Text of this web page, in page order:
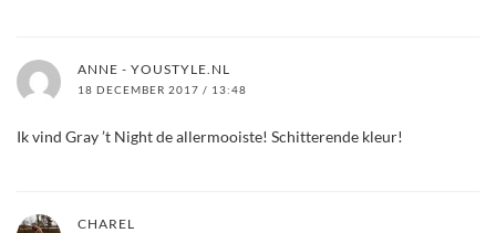
ANNE - YOUSTYLE.NL
18 DECEMBER 2017 / 13:48
Ik vind Gray ’t Night de allermooiste! Schitterende kleur!
CHAREL